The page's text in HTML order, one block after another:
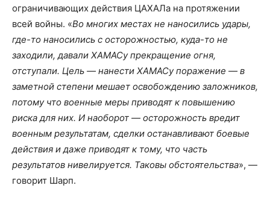
ограничивающих действия ЦАХАЛа на протяжении
всей войны. «Во многих местах не наносились удары,
где-то наносились с осторожностью, куда-то не
заходили, давали ХАМАСу прекращение огня,
отступали. Цель — нанести ХАМАСу поражение — в
заметной степени мешает освобождению заложников,
потому что военные меры приводят к повышению
риска для них. И наоборот — осторожность вредит
военным результатам, сделки останавливают боевые
действия и даже приводят к тому, что часть
результатов нивелируется. Таковы обстоятельства», —
говорит Шарп.